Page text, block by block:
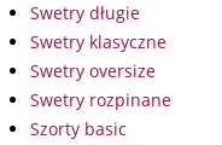
Swetry długie
Swetry klasyczne
Swetry oversize
Swetry rozpinane
Szorty basic